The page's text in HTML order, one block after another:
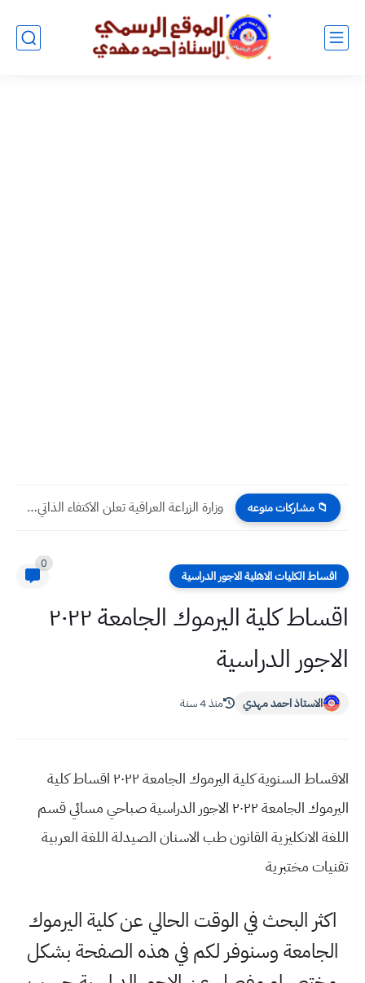
📁 مشاركات منوعه وزارة الزراعة العراقية تعلن الاكتفاء الذاتي لأكثر من 48 منتجاً...
اقساط الكليات الاهلية الاجور الدراسية
0
اقساط كلية اليرموك الجامعة ٢٠٢٢
الاجور الدراسية
الاستاذ احمد مهدي منذ 4 سنة
الاقساط السنوية كلية اليرموك الجامعة ٢٠٢٢ اقساط كلية
اليرموك الجامعة ٢٠٢٢ الاجور الدراسية صباحي مسائي قسم
اللغة الانكليزية القانون طب الاسنان الصيدلة اللغة العربية
تقنيات مختبرية
اكثر البحث في الوقت الحالي عن كلية اليرموك
الجامعة وسنوفر لكم في هذه الصفحة بشكل